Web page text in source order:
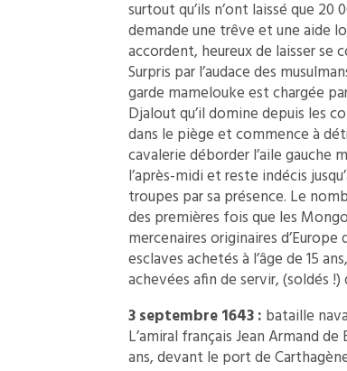
surtout qu’ils n’ont laissé que
demande une trêve et une aide
accordent, heureux de laisser
Surpris par l’audace des
garde mamelouke est chargée
Djalout qu’il domine depuis les
dans le piège et commence à
cavalerie déborder l’aile gauche
l’après-midi et reste indécis
troupes par sa présence. Le
des premières fois que les
mercenaires originaires
esclaves achetés à l’âge de 15
achevées afin de servir, (soldés
3 septembre 1643 : bataille
L’amiral français Jean Armand
ans, devant le port de